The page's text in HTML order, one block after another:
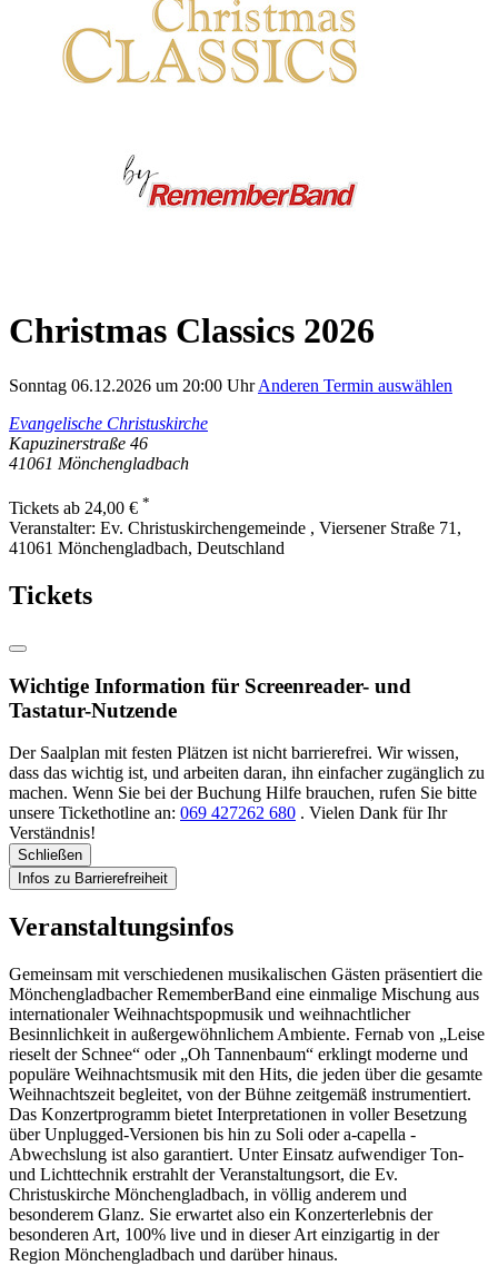
Christmas Classics 2026
Sonntag 06.12.2026 um 20:00 Uhr Anderen Termin auswählen
Evangelische Christuskirche
Kapuzinerstraße 46
41061 Mönchengladbach
Tickets ab 24,00 € *
Veranstalter: Ev. Christuskirchengemeinde , Viersener Straße 71,
41061 Mönchengladbach, Deutschland
Tickets
Wichtige Information für Screenreader- und
Tastatur-Nutzende
Der Saalplan mit festen Plätzen ist nicht barrierefrei. Wir wissen,
dass das wichtig ist, und arbeiten daran, ihn einfacher zugänglich zu
machen. Wenn Sie bei der Buchung Hilfe brauchen, rufen Sie bitte
unsere Tickethotline an: 069 427262 680 . Vielen Dank für Ihr
Verständnis!
Schließen
Infos zu Barrierefreiheit
Veranstaltungsinfos
Gemeinsam mit verschiedenen musikalischen Gästen präsentiert die
Mönchengladbacher RememberBand eine einmalige Mischung aus
internationaler Weihnachtspopmusik und weihnachtlicher
Besinnlichkeit in außergewöhnlichem Ambiente. Fernab von „Leise
rieselt der Schnee“ oder „Oh Tannenbaum“ erklingt moderne und
populäre Weihnachtsmusik mit den Hits, die jeden über die gesamte
Weihnachtszeit begleitet, von der Bühne zeitgemäß instrumentiert.
Das Konzertprogramm bietet Interpretationen in voller Besetzung
über Unplugged-Versionen bis hin zu Soli oder a-capella -
Abwechslung ist also garantiert. Unter Einsatz aufwendiger Ton-
und Lichttechnik erstrahlt der Veranstaltungsort, die Ev.
Christuskirche Mönchengladbach, in völlig anderem und
besonderem Glanz. Sie erwartet also ein Konzerterlebnis der
besonderen Art, 100% live und in dieser Art einzigartig in der
Region Mönchengladbach und darüber hinaus.